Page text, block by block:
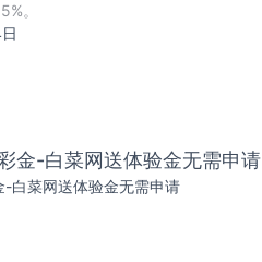
。
金-白菜网送体验金无需申请
-白菜网送体验金无需申请